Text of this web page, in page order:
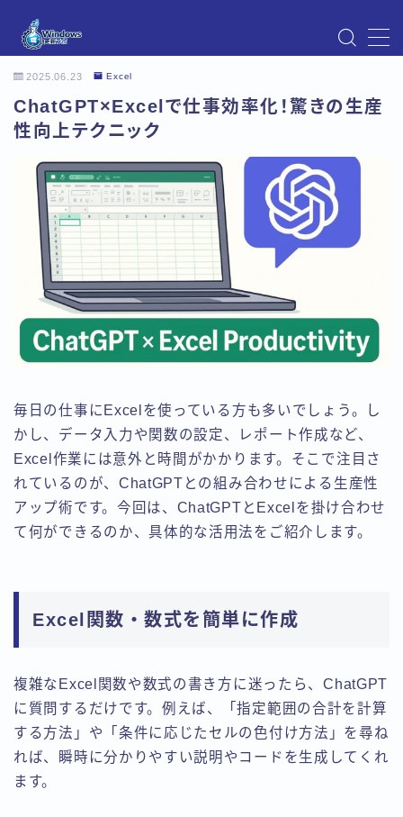
Instagram
Windows Updateの不具合・エラー対処法まとめ
【Windows11対応】
アクセス
お問い合わせ
デモプリセット記事 Part07
トップページ
プライバシーポリシー
プロフィール
メニュー
利用規約／特定商取引法に基づく表記
有料記事の決済完了ページ
運営者情報
2025.06.23 Excel
ChatGPT×Excelで仕事効率化！驚きの生産
性向上テクニック
毎日の仕事にExcelを使っている方も多いでしょう。し
かし、データ入力や関数の設定、レポート作成など、
Excel作業には意外と時間がかかります。そこで注目さ
れているのが、ChatGPTとの組み合わせによる生産性
アップ術です。今回は、ChatGPTとExcelを掛け合わせ
て何ができるのか、具体的な活用法をご紹介します。
Excel関数・数式を簡単に作成
複雑なExcel関数や数式の書き方に迷ったら、ChatGPT
に質問するだけです。例えば、「指定範囲の合計を計算
する方法」や「条件に応じたセルの色付け方法」を尋ね
れば、瞬時に分かりやすい説明やコードを生成してくれ
ます。